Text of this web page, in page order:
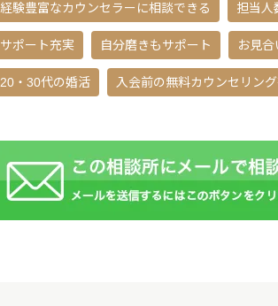
経験豊富なカウンセラーに相談できる 担当人
サポート充実 自分磨きもサポート お見
20・30代の婚活 入会前の無料カウンセリン